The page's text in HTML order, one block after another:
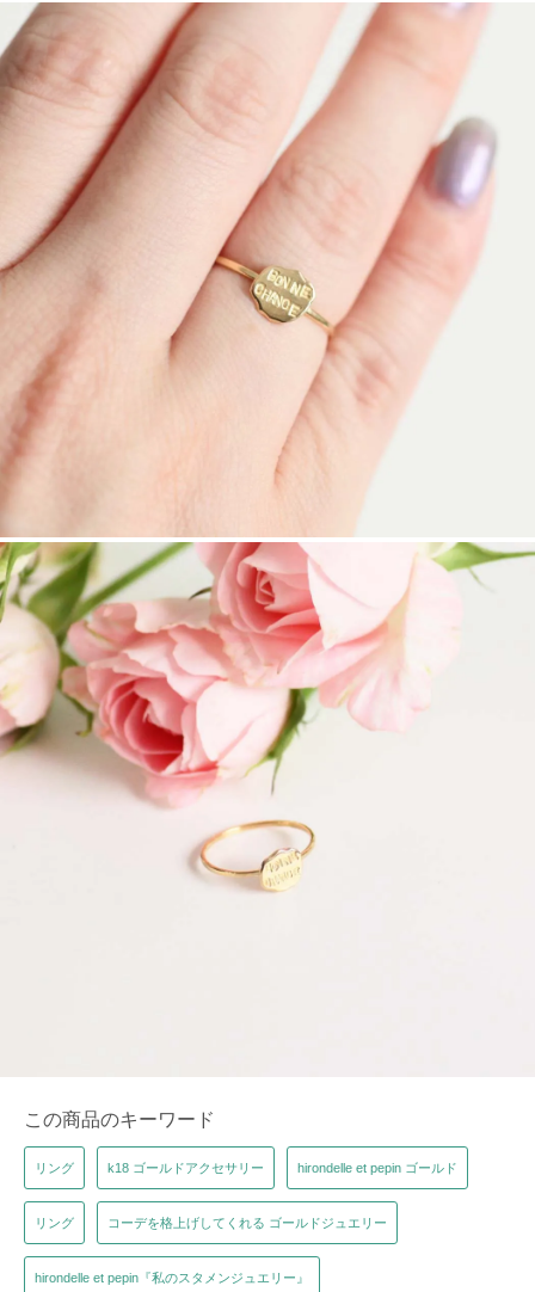
この商品のキーワード
リング k18 ゴールドアクセサリー hirondelle et pepin ゴールド
リング コーデを格上げしてくれる ゴールドジュエリー
hirondelle et pepin『私のスタメンジュエリー』